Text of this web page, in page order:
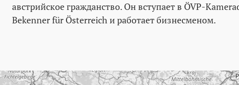
австрийское гражданство. Он вступает в ÖVP-
Bekenner für Österreich и работает бизнесменом.